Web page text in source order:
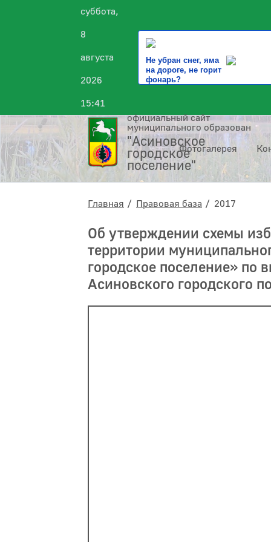
суббота,
8
августа
2026
15:41
Не убран снег, яма
на дороге, не горит
фонарь?
официальный сайт
муниципального образования
"Асиновское
городское
поселение"
Фотогалерея
Главная Правовая база 2017
Об утверждении схемы
территории
городское поселение» по
Асиновского городского